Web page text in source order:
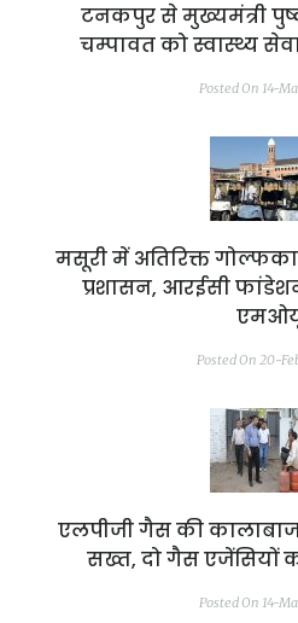
टनकपुर से मुख्यमंत्री
चम्पावत को स्वास्थ्य
Posted On 14-
मसूरी में अतिरिक्त
प्रशासन, आरईसी
Posted On 20-
एलपीजी गैस की
सख्त, दो गैस एजेंसियों
Posted On 14-